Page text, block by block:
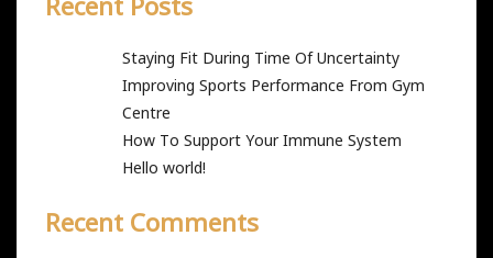
Staying Fit During Time Of Uncertainty
Improving Sports Performance From Gym
Centre
How To Support Your Immune System
Hello world!
Recent Comments